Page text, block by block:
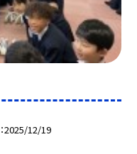
2025/12/19